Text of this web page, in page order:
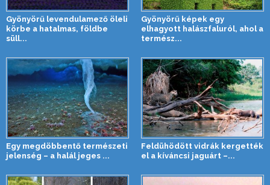
Gyönyörű levendulamező öleli
körbe a hatalmas, földbe
süll...
Gyönyörű képek egy
elhagyott halászfaluról, ahol a
termész...
Egy megdöbbentő természeti
jelenség – a halál jeges ...
Feldühödött vidrák kergették
el a kíváncsi jaguárt –...